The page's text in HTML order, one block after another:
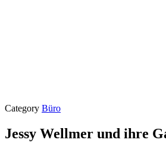
Category Büro
Jessy Wellmer und ihre